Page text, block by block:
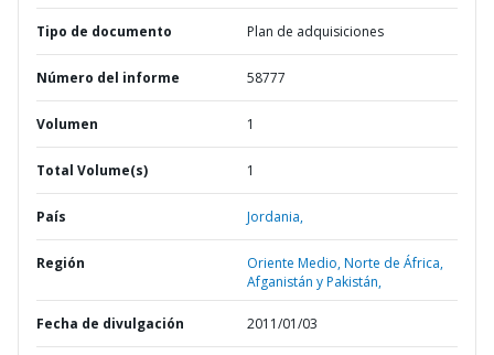
Tipo de documento Plan de adquisiciones
Número del informe 58777
Volumen 1
Total Volume(s) 1
País Jordania,
Región
Oriente Medio, Norte de África,
Afganistán y Pakistán,
Fecha de divulgación 2011/01/03